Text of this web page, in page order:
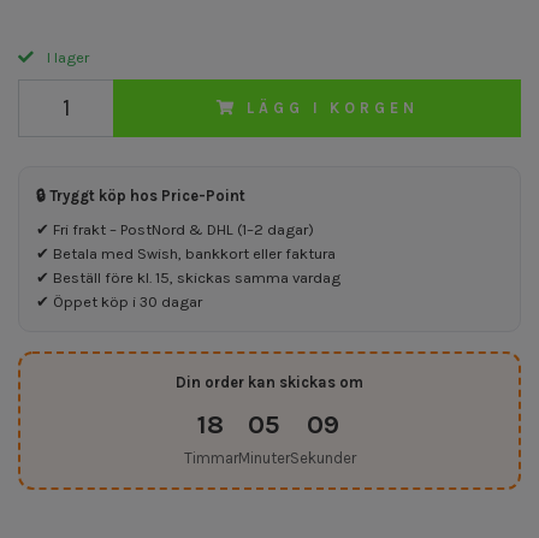
I lager
LÄGG I KORGEN
🔒 Tryggt köp hos Price-Point
✔ Fri frakt – PostNord & DHL (1–2 dagar)
✔ Betala med Swish, bankkort eller faktura
✔ Beställ före kl. 15, skickas samma vardag
✔ Öppet köp i 30 dagar
Din order kan skickas om
18
Timmar
05
Minuter
09
Sekunder